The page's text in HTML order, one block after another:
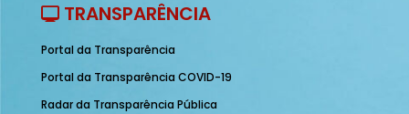
TRANSPARÊNCIA
Portal da Transparência
Portal da Transparência COVID-19
Radar da Transparência Pública